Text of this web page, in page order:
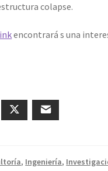
colapse.
encontrará s una
Twitter
, Ingeniería,